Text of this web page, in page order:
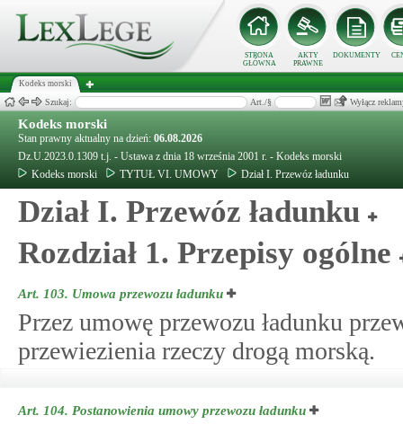
STRONA
GŁÓWNA
AKTY
PRAWNE
DOKUMENTY
Kodeks morski
Szukaj: Art./§ Wyłącz
Kodeks morski
Stan prawny aktualny na dzień: 06.08.2026
Dz.U.2023.0.1309 t.j. - Ustawa z dnia 18 września 2001 r. - Kodeks morski
Kodeks morski
TYTUŁ VI. UMOWY Dział I. Przewóz ładunku
Dział I. Przewóz ładunku
Rozdział 1. Przepisy ogólne
Art. 103. Umowa przewozu ładunku
Przez umowę przewozu ładunku
przewiezienia rzeczy drogą morską.
Art. 104. Postanowienia umowy przewozu ładunku